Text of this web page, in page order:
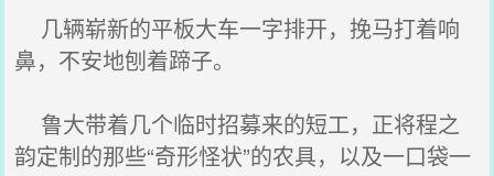
几辆崭新的平板大车一字排开，挽马打着响
鼻，不安地刨着蹄子。
鲁大带着几个临时招募来的短工，正将程之
韵定制的那些“奇形怪状”的农具，以及一口袋一